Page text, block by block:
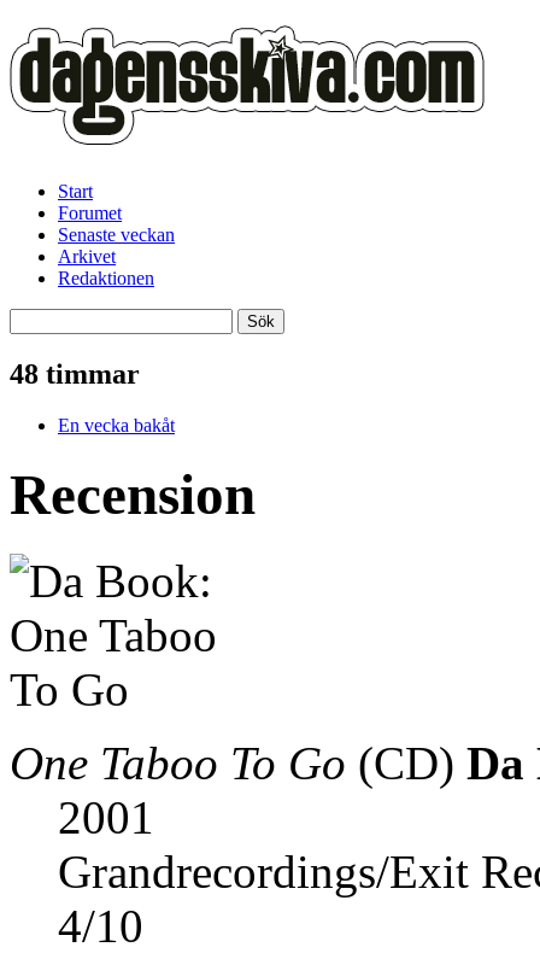
Start
Forumet
Senaste veckan
Arkivet
Redaktionen
48 timmar
En vecka bakåt
Recension
One Taboo To Go (CD) Da
2001
Grandrecordings/Exit
4/10